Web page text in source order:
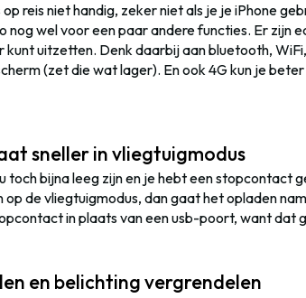
reis niet handig, zeker niet als je je iPhone
nog wel voor een paar andere functies. Er zijn
kunt uitzetten. Denk daarbij aan bluetooth,
(zet die wat lager). En ook 4G kun je
sneller in vliegtuigmodus
toch bijna leeg zijn en je hebt een stopcontact
de vliegtuigmodus, dan gaat het opladen
in plaats van een usb-poort, want dat
en belichting vergrendelen